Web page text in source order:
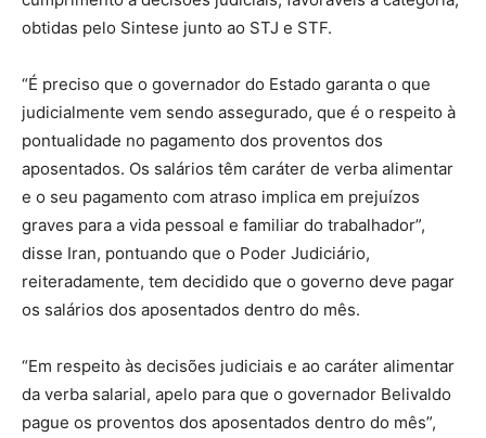
obtidas pelo Sintese junto ao STJ e STF.
“É preciso que o governador do Estado garanta o que
judicialmente vem sendo assegurado, que é o respeito à
pontualidade no pagamento dos proventos dos
aposentados. Os salários têm caráter de verba alimentar
e o seu pagamento com atraso implica em prejuízos
graves para a vida pessoal e familiar do trabalhador”,
disse Iran, pontuando que o Poder Judiciário,
reiteradamente, tem decidido que o governo deve pagar
os salários dos aposentados dentro do mês.
“Em respeito às decisões judiciais e ao caráter alimentar
da verba salarial, apelo para que o governador Belivaldo
pague os proventos dos aposentados dentro do mês”,